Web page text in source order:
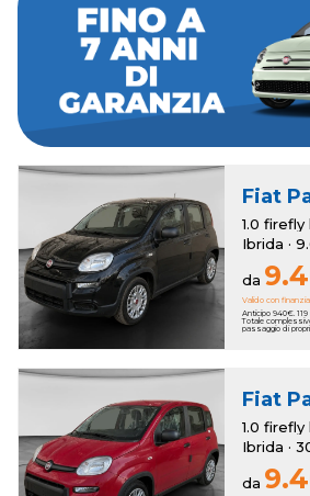
Le vetture km zero godono di due anni
madre, al pari delle auto nuove, mentre
beneficerai di un anno di garanzia
In entrambi i casi, al momento
estendere la copertura fino a 7 anni.
Fiat
1.0
Ibrida ·
da
Valido con
Anticipo 940€. 119
Totale
passaggio di
Fiat
1.0
Ibrida ·
da